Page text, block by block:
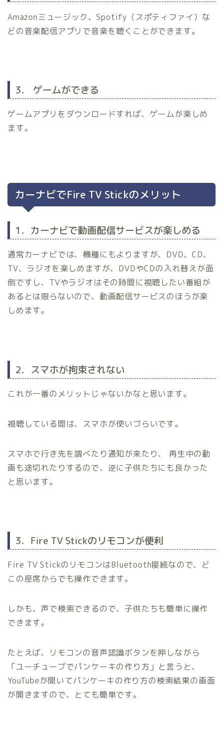
Amazonミュージック、Spotify（スポティファイ）な
どの音楽配信アプリで音楽を聴くことができます。
3． ゲームができる
ゲームアプリをダウンロードすれば、ゲームが楽しめ
ます。
カーナビでFire TV Stickのメリット
1．カーナビで動画配信サービスが楽しめる
通常カーナビでは、機種にもよりますが、DVD、CD、
TV、ラジオを楽しめますが、DVDやCDの入れ替えが面
倒ですし、TVやラジオはその時間に視聴したい番組が
あるとは限らないので、動画配信サービスのほうが楽
しめます。
2．スマホが拘束されない
これが一番のメリットじゃないかなと思います。
視聴している間は、スマホが使いづらいです。
スマホで行き先を調べたり通知が来たり、 再生中の動
画も途切れたりするので、逆に子供たちにも良かった
と思います。
3．Fire TV Stickのリモコンが便利
Fire TV StickのリモコンはBluetooth接続なので、ど
この座席からでも操作できます。
しかも、声で検索できるので、子供たちも簡単に操作
できます。
たとえば、リモコンの音声認識ボタンを押しながら
「ユーチューブでパンケーキの作り方」と言うと、
YouTubeが開いてパンケーキの作り方の検索結果の画面
が開きますので、とても簡単です。